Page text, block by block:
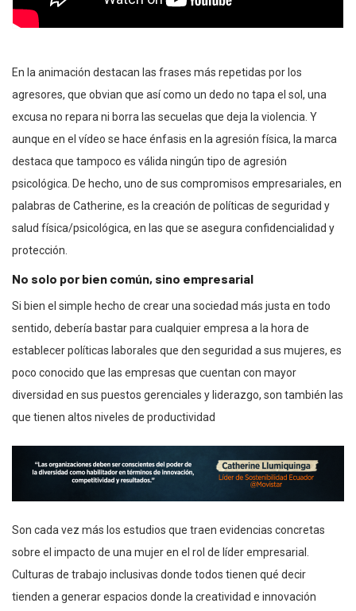
En la animación destacan las frases más repetidas por los
agresores, que obvian que así como un dedo no tapa el sol, una
excusa no repara ni borra las secuelas que deja la violencia. Y
aunque en el vídeo se hace énfasis en la agresión física, la marca
destaca que tampoco es válida ningún tipo de agresión
psicológica. De hecho, uno de sus compromisos empresariales, en
palabras de Catherine, es la creación de políticas de seguridad y
salud física/psicológica, en las que se asegura confidencialidad y
protección.
No solo por bien común, sino empresarial
Si bien el simple hecho de crear una sociedad más justa en todo
sentido, debería bastar para cualquier empresa a la hora de
establecer políticas laborales que den seguridad a sus mujeres, es
poco conocido que las empresas que cuentan con mayor
diversidad en sus puestos gerenciales y liderazgo, son también las
que tienen altos niveles de productividad
Son cada vez más los estudios que traen evidencias concretas
sobre el impacto de una mujer en el rol de líder empresarial.
Culturas de trabajo inclusivas donde todos tienen qué decir
tienden a generar espacios donde la creatividad e innovación